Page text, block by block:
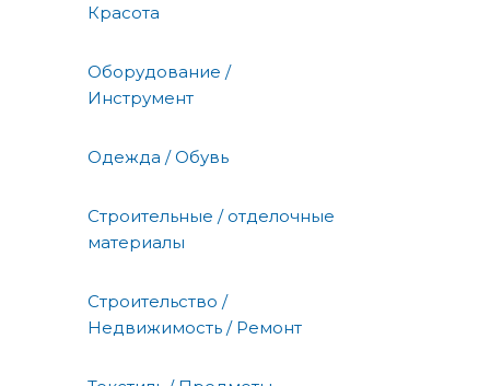
Красота
Оборудование /
Инструмент
Одежда / Обувь
Строительные / отделочные
материалы
Строительство /
Недвижимость / Ремонт